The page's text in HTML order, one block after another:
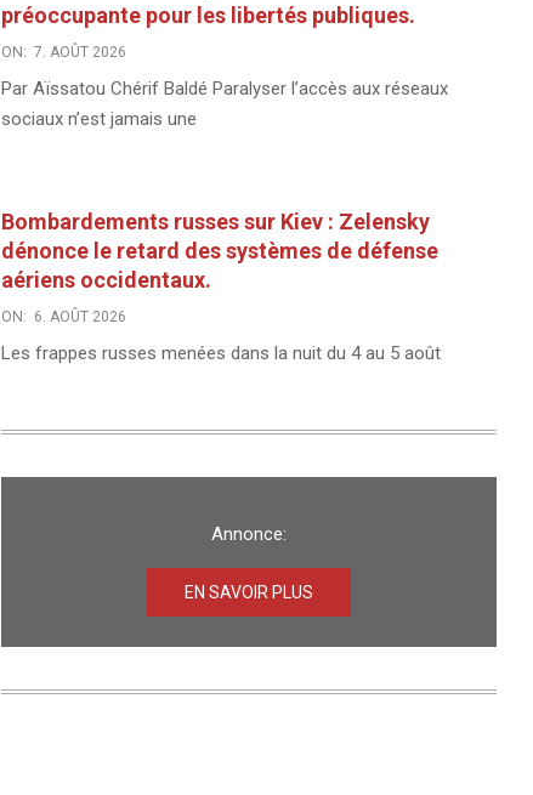
préoccupante pour les libertés publiques.
ON: 7. AOÛT 2026
Par Aïssatou Chérif Baldé Paralyser l’accès aux réseaux
sociaux n’est jamais une
Bombardements russes sur Kiev : Zelensky
dénonce le retard des systèmes de défense
aériens occidentaux.
ON: 6. AOÛT 2026
Les frappes russes menées dans la nuit du 4 au 5 août
Annonce:
EN SAVOIR PLUS